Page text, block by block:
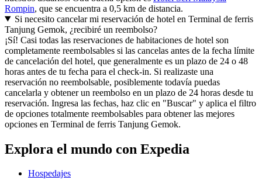
Rompin, que se encuentra a 0,5 km de distancia.
Si necesito cancelar mi reservación de hotel en Terminal de ferris
Tanjung Gemok, ¿recibiré un reembolso?
¡Sí! Casi todas las reservaciones de habitaciones de hotel son
completamente reembolsables si las cancelas antes de la fecha límite
de cancelación del hotel, que generalmente es un plazo de 24 o 48
horas antes de tu fecha para el check-in. Si realizaste una
reservación no reembolsable, posiblemente todavía puedas
cancelarla y obtener un reembolso en un plazo de 24 horas desde tu
reservación. Ingresa las fechas, haz clic en "Buscar" y aplica el filtro
de opciones totalmente reembolsables para obtener las mejores
opciones en Terminal de ferris Tanjung Gemok.
Explora el mundo con Expedia
Hospedajes